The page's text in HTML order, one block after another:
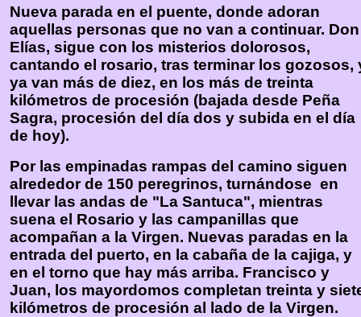
Nueva parada en el puente, donde adoran
aquellas personas que no van a continuar. Don
Elías, sigue con los misterios dolorosos,
cantando el rosario, tras terminar los gozosos,
ya van más de diez, en los más de treinta
kilómetros de procesión (bajada desde Peña
Sagra, procesión del día dos y subida en el día
de hoy).
Por las empinadas rampas del camino siguen
alrededor de 150 peregrinos, turnándose en
llevar las andas de "La Santuca", mientras
suena el Rosario y las campanillas que
acompañan a la Virgen. Nuevas paradas en la
entrada del puerto, en la cabaña de la cajiga, y
en el torno que hay más arriba. Francisco y
Juan, los mayordomos completan treinta y
kilómetros de procesión al lado de la Virgen.